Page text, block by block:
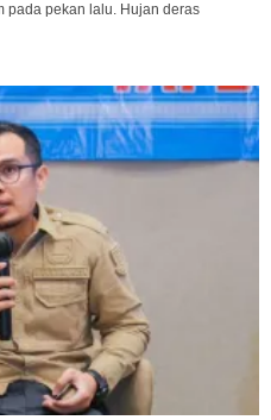
pada pekan lalu. Hujan deras